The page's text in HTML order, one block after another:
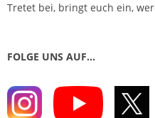
Tretet bei, bringt euch ein,
FOLGE UNS AUF…